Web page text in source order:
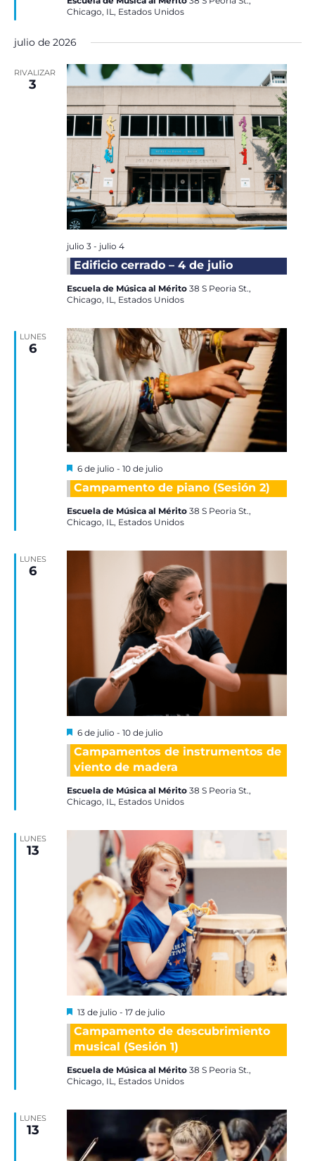
Chicago, IL, Estados Unidos
julio de 2026
RIVALIZAR
3
Edificio cerrado – 4 de julio
julio 3- julio 4
Escuela de Música al Mérito 38 S Peoria St.,
Chicago, IL, Estados Unidos
LUNES
6
Campamento de piano (Sesión 2)
Destacadas
6 de julio - 10 de julio
Escuela de Música al Mérito 38 S Peoria St.,
Chicago, IL, Estados Unidos
LUNES
6
Campamentos de instrumentos de
viento de madera
Destacadas
6 de julio - 10 de julio
Escuela de Música al Mérito 38 S Peoria St.,
Chicago, IL, Estados Unidos
LUNES
13
Campamento de descubrimiento
musical (Sesión 1)
Destacadas
13 de julio - 17 de julio
Escuela de Música al Mérito 38 S Peoria St.,
Chicago, IL, Estados Unidos
LUNES
13